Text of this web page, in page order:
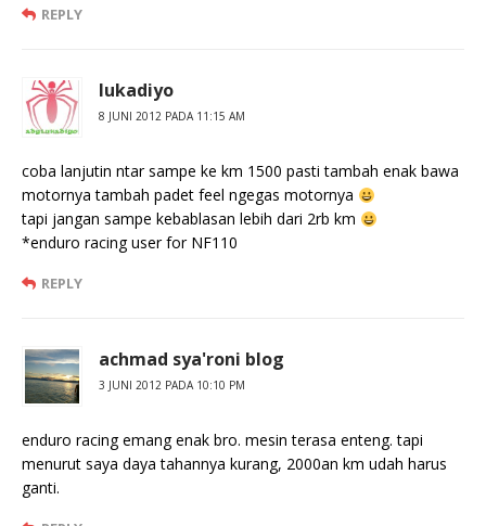
REPLY
lukadiyo
8 JUNI 2012 PADA 11:15 AM
coba lanjutin ntar sampe ke km 1500 pasti tambah enak bawa
motornya tambah padet feel ngegas motornya
tapi jangan sampe kebablasan lebih dari 2rb km
*enduro racing user for NF110
REPLY
achmad sya'roni blog
3 JUNI 2012 PADA 10:10 PM
enduro racing emang enak bro. mesin terasa enteng. tapi
menurut saya daya tahannya kurang, 2000an km udah harus
ganti.